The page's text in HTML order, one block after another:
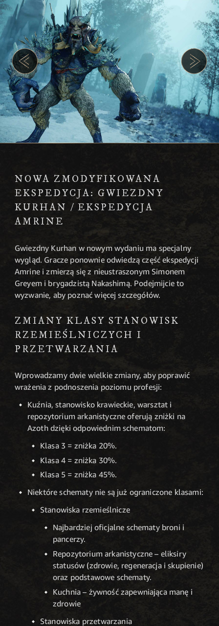
NOWA ZMODYFIKOWANA
EKSPEDYCJA: GWIEZDNY
KURHAN / EKSPEDYCJA
AMRINE
Gwiezdny Kurhan w nowym wydaniu ma specjalny
wygląd. Gracze ponownie odwiedzą część ekspedycji
Amrine i zmierzą się z nieustraszonym Simonem
Greyem i brygadzistą Nakashimą. Podejmijcie to
wyzwanie, aby poznać więcej szczegółów.
ZMIANY KLASY STANOWISK
RZEMIEŚLNICZYCH I
PRZETWARZANIA
Wprowadzamy dwie wielkie zmiany, aby poprawić
wrażenia z podnoszenia poziomu profesji:
Kuźnia, stanowisko krawieckie, warsztat i
repozytorium arkanistyczne oferują zniżki na
Azoth dzięki odpowiednim schematom:
Klasa 3 = zniżka 20%.
Klasa 4 = zniżka 30%.
Klasa 5 = zniżka 45%.
Niektóre schematy nie są już ograniczone klasami:
Stanowiska rzemieślnicze
Najbardziej oficjalne schematy broni i
pancerzy.
Repozytorium arkanistyczne – eliksiry
statusów (zdrowie, regeneracja i skupienie)
oraz podstawowe schematy.
Kuchnia – żywność zapewniająca manę i
zdrowie
Stanowiska przetwarzania